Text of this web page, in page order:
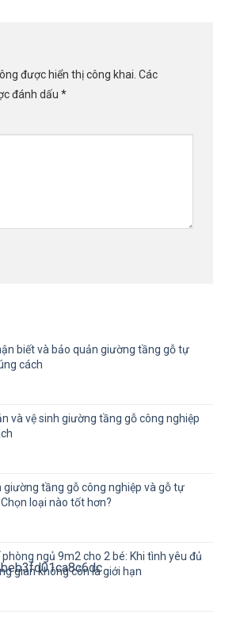
được hiển thị công khai. Các
đánh dấu *
biết và bảo quản giường tầng gỗ tự
cách
và vệ sinh giường tầng gỗ công nghiệp
giường tầng gỗ công nghiệp và gỗ tự
loại nào tốt hơn?
phòng ngủ 9m2 cho 2 bé: Khi tình yêu đủ
gian không còn là giới hạn